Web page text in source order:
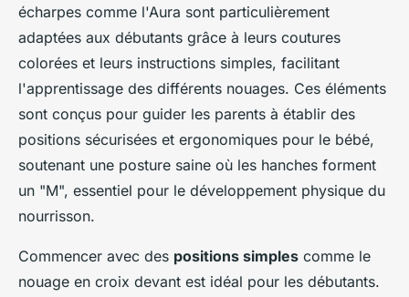
écharpes comme l'Aura sont particulièrement
adaptées aux débutants grâce à leurs coutures
colorées et leurs instructions simples, facilitant
l'apprentissage des différents nouages. Ces éléments
sont conçus pour guider les parents à établir des
positions sécurisées et ergonomiques pour le bébé,
soutenant une posture saine où les hanches forment
un "M", essentiel pour le développement physique du
nourrisson.
Commencer avec des positions simples comme le
nouage en croix devant est idéal pour les débutants.